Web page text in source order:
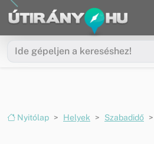
Ugrás a menüre
Ugrás a tartalomra
Nyitólap Helyek Szabadidő